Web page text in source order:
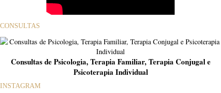
CONSULTAS
Consultas de Psicologia, Terapia Familiar, Terapia Conjugal e
Psicoterapia Individual
INSTAGRAM